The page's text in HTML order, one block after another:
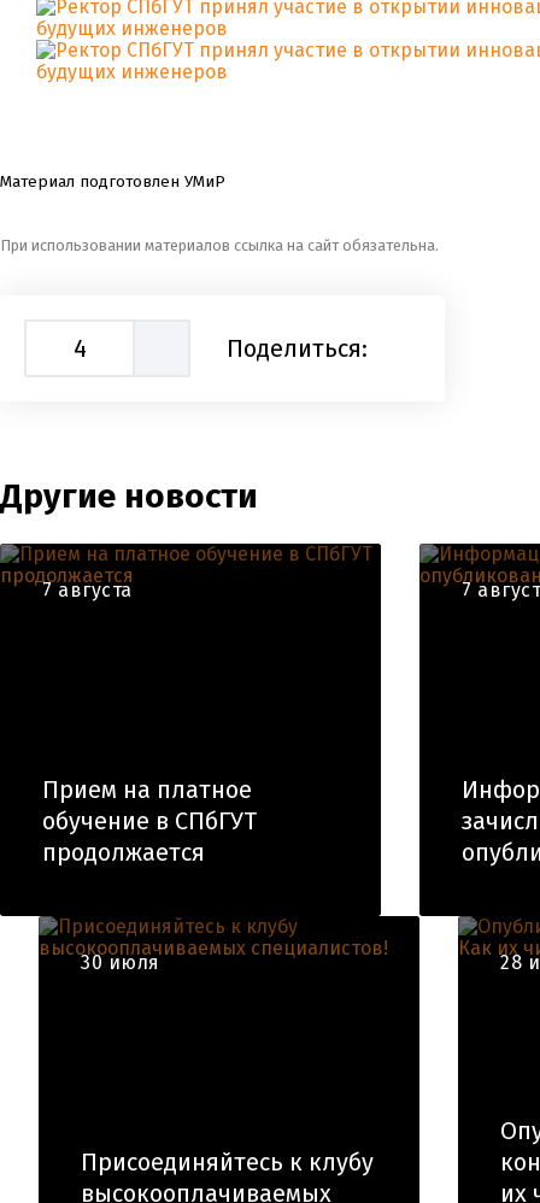
Материал подготовлен УМиР
При использовании материалов ссылка на сайт обязательна.
4 Поделиться:
Другие новости
7 августа
Прием на платное
обучение в СПбГУТ
продолжается
7
30 июля
Присоединяйтесь к клубу
высокооплачиваемых
28
их